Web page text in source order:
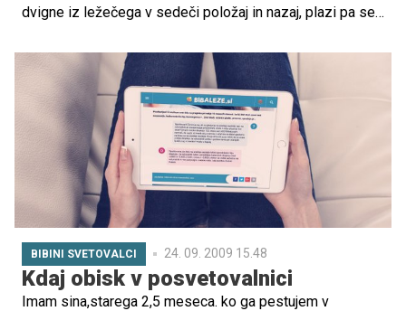
dvigne iz ležečega v sedeči položaj in nazaj, plazi pa se
samo z eno nogo, ter se prijema za...
BIBINI SVETOVALCI 24. 09. 2009 15.48
Kdaj obisk v posvetovalnici
Imam sina,starega 2,5 meseca. ko ga pestujem v